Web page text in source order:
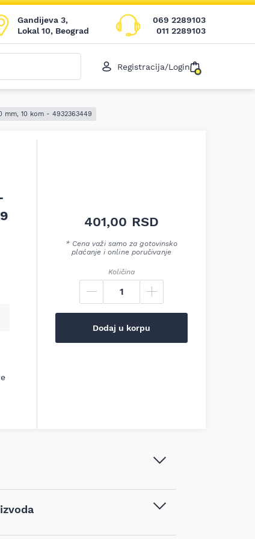
Gandijeva 3,
Lokal 10, Beograd
069 2289103
011 2289103
Registracija/Login
mm, 10 kom - 4932363449
401,00 RSD
* Cena važi samo za gotovinsko
plaćanje i online poručivanje
Količina
Dodaj u korpu
HSS-R, 1,5 x 18/40 mm, 10 kom -